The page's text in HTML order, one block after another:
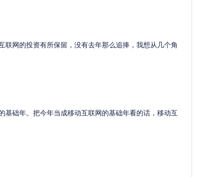
联网的投资有所保留，没有去年那么追捧，我想从几个角
基础年。把今年当成移动互联网的基础年看的话，移动互